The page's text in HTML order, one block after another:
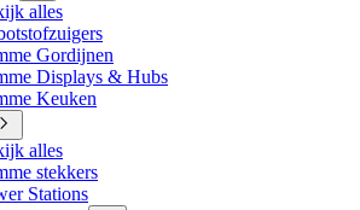
alles
Gordijnen
Displays & Hubs
Keuken
alles
stekkers
Stations